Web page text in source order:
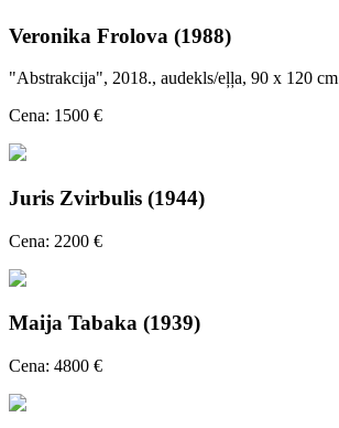
Veronika Frolova (1988)
"Abstrakcija", 2018., audekls/eļļa, 90 x 120 cm
Cena: 1500 €
Juris Zvirbulis (1944)
Cena: 2200 €
Maija Tabaka (1939)
Cena: 4800 €